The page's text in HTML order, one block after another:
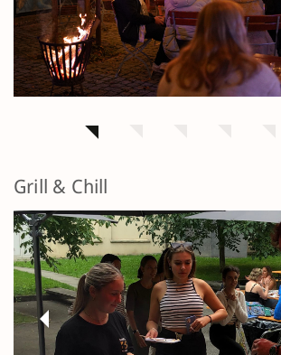
Grill & Chill
Previous